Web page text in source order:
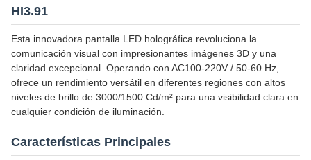
HI3.91
Esta innovadora pantalla LED holográfica revoluciona la
comunicación visual con impresionantes imágenes 3D y una
claridad excepcional. Operando con AC100-220V / 50-60 Hz,
ofrece un rendimiento versátil en diferentes regiones con altos
niveles de brillo de 3000/1500 Cd/m² para una visibilidad clara en
cualquier condición de iluminación.
Características Principales